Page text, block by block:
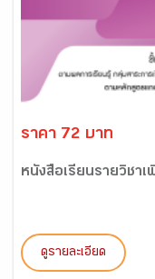
ราคา 72 บาท
หนังสือเรียนรายวิชาเ
ดูรายละเอียด